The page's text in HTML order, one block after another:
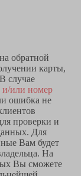
обратной
карты,
случае
или номер
ошибка не
проверки и
Для
Вам будет
На
Вы сможете